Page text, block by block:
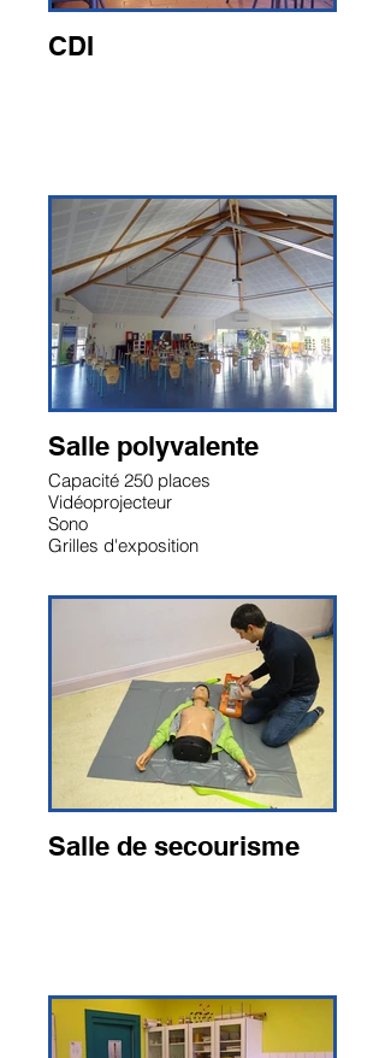
CDI
Salle polyvalente
Capacité 250 places
Vidéoprojecteur
Sono
Grilles d'exposition
Salle de secourisme